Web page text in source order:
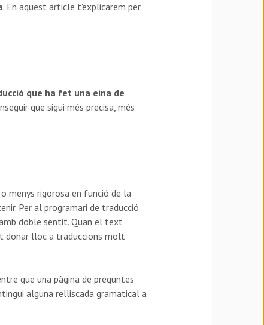
. En aquest article t'explicarem per
que ha fet una eina de
que sigui més precisa, més
menys rigorosa en funció de la
Per al programari de traducció
doble sentit. Quan el text
donar lloc a traduccions molt
que una pàgina de preguntes
alguna relliscada gramatical a